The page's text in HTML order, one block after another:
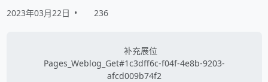
2023年03月22日 • 236
补充展位
Pages_Weblog_Get#1c3dff6c-f04f-4e8b-9203-
afcd009b74f2